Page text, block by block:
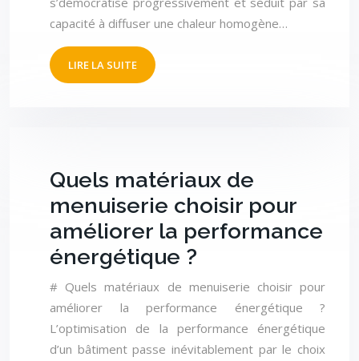
capacité à diffuser une chaleur homogène…
LIRE LA SUITE
Quels matériaux de
menuiserie choisir pour
améliorer la performance
énergétique ?
# Quels matériaux de menuiserie choisir pour
améliorer la performance énergétique ?
L’optimisation de la performance énergétique
d’un bâtiment passe inévitablement par le choix